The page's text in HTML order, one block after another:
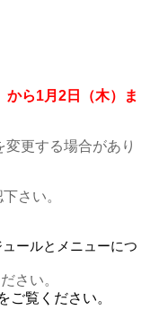
ら1月2日（木）ま
更する場合があり
さい。
ールと メニューにつ
さい。
ご覧ください。